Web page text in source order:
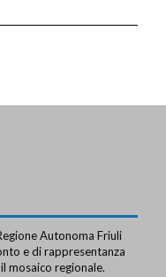
Autonoma Friuli
e di rappresentanza
mosaico regionale.